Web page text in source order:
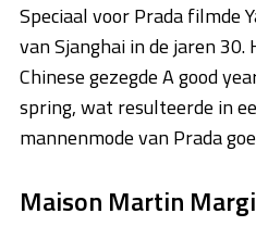
Speciaal voor Prada filmde
van Sjanghai in de jaren
Chinese gezegde A good
spring, wat resulteerde in
mannenmode van Prada
Maison Martin